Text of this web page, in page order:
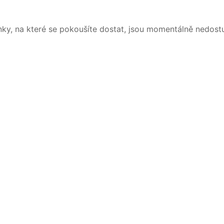
na které se pokoušíte dostat, jsou momentálně